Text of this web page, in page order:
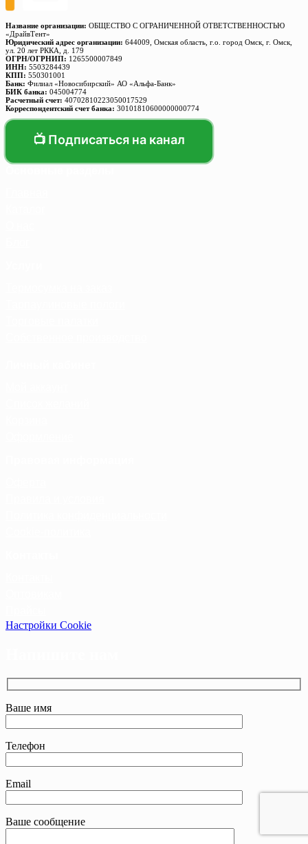
Название организации: ОБЩЕСТВО С ОГРАНИЧЕННОЙ ОТВЕТСТВЕННОСТЬЮ
«ДрайвТент»
Юридический адрес организации: 644009, Омская область, г.о. город Омск, г. Омск,
ул. 20 лет РККА, д. 179
ОГРН/ОГРНИП: 1265500007849
ИНН: 5503284439
КПП: 550301001
Банк: Филиал «Новосибирский» АО «Альфа-Банк»
БИК банка: 045004774
Расчетный счет: 40702810223050017529
Корреспондентский счет банка: 30101810600000000774
📺 Подписаться на канал
Настройки Cookie
Ваше имя
Телефон
Email
Ваше сообщение